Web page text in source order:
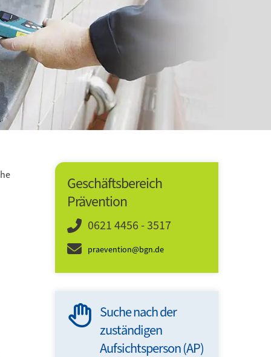
Geschäftsbereich
Prävention
0621 4456 - 3517
praevention@bgn.de
Suche nach der
zuständigen
Aufsichtsperson (AP)